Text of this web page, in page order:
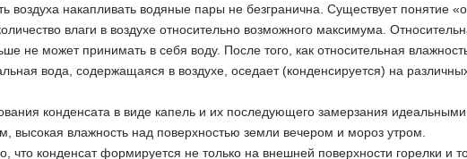
воздуха накапливать водяные пары не безгранична. Существует понятие
влаги в воздухе относительно возможного максимума.
не может принимать в себя воду. После того, как относительная
вода, содержащаяся в воздухе, оседает (конденсируется) на
конденсата в виде капель и их последующего замерзания
высокая влажность над поверхностью земли вечером и мороз утром.
что конденсат формируется не только на внешней поверхности горелки и